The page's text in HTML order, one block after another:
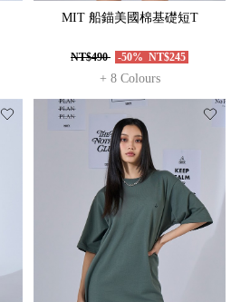
MIT 船錨美國棉基礎短T
NT$490 -50% NT$245
+ 8 Colours